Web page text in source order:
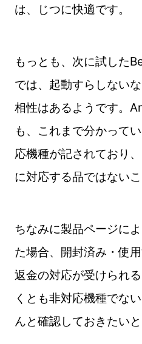
は、じつに快適です。
もっとも、次に試した
では、起動すらしない
相性はあるようです。
も、これまで分かって
応機種が記されており
に対応する品ではない
ちなみに製品ページに
た場合、開封済み・使
返金の対応が受けられ
くとも非対応機種でな
んと確認しておきたいと